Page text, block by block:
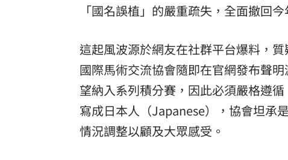
「國名誤植」的嚴重疏失，全面撤回
這起風波源於網友在社群平台爆料，
國際馬術交流協會隨即在官網發布聲
望納入系列積分賽，因此必須嚴格遵循
寫成日本人（Japanese），協會坦承
情況調整以顧及大眾感受。